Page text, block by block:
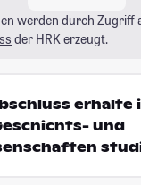
werden durch Zugriff
der HRK erzeugt.
erhalte
und